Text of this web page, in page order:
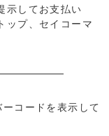
示してお支払い
ップ、セイコーマ
コードを表示して